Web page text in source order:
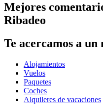
Mejores
Ribadeo
Te acercamos a un
Alojamientos
Vuelos
Paquetes
Coches
Alquileres de vacaciones